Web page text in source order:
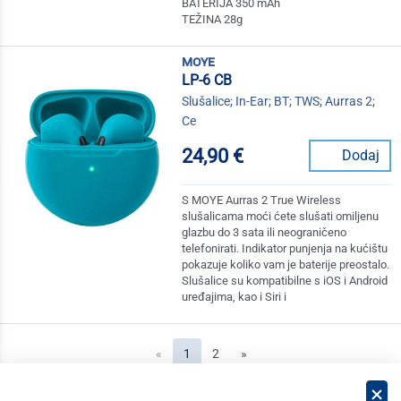
BATERIJA 350 mAh
TEŽINA 28g
moye
LP-6 CB
Slušalice; In-Ear; BT; TWS; Aurras 2;
Ce
24,90 € Dodaj
S MOYE Aurras 2 True Wireless
slušalicama moći ćete slušati omiljenu
glazbu do 3 sata ili neograničeno
telefonirati. Indikator punjenja na kućištu
pokazuje koliko vam je baterije preostalo.
Slušalice su kompatibilne s iOS i Android
uređajima, kao i Siri i
« 1 (current)
2 »